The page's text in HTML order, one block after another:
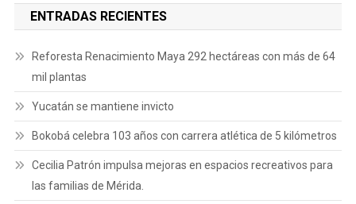
ENTRADAS RECIENTES
Reforesta Renacimiento Maya 292 hectáreas con más de 64
mil plantas
Yucatán se mantiene invicto
Bokobá celebra 103 años con carrera atlética de 5 kilómetros
Cecilia Patrón impulsa mejoras en espacios recreativos para
las familias de Mérida.